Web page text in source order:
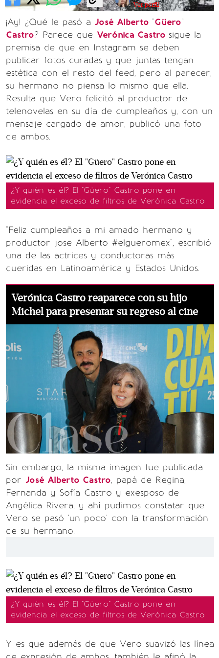
Ver perfil
¡Ay! ¿Qué le pasó a José Alberto "Güero"
Castro? Parece que Verónica Castro sigue la
premisa de que en Instagram se deben
publicar fotos curadas y que juntas tengan
estética con el resto del feed, pero al parecer,
su hermano no piensa lo mismo que ella.
Resulta que Vero felicitó al productor de
telenovelas en su día de cumpleaños y, con un
mensaje cargado de amor, publicó una foto
de ambos.
¿Y quién es él? El "Güero" Castro pone en
evidencia el exceso de filtros de Verónica Castro
"Feliz cumpleaños a mi amado hermano y
productor jose Alberto #elgueromex", escribió
una de las actrices y conductoras más
queridas en Latinoamérica y Estados Unidos.
Verónica Castro reaparece con su hijo
Michel para presentar su regreso al cine
Sin embargo, la misma imagen fue publicada
por José Alberto Castro, papá de Regina,
Fernanda y Sofía Castro y exesposo de
Angélica Rivera, y ahí pudimos constatar que
Vero se pasó 'un poco' con la transformación
de su hermano.
¿Y quién es él? El "Güero" Castro pone en
evidencia el exceso de filtros de Verónica Castro
Y es que además de que Vero suavizó las línea